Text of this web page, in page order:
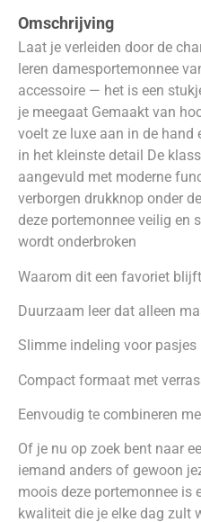
Omschrijving
Laat je verleiden door de
leren damesportemonnee
accessoire — het is een
je meegaat Gemaakt van
voelt ze luxe aan in de
in het kleinste detail De
aangevuld met moderne
verborgen drukknop onder
deze portemonnee veilig en
wordt onderbroken
Waarom dit een favoriet
Duurzaam leer dat alleen
Slimme indeling voor
Compact formaat met
Eenvoudig te combineren
Of je nu op zoek bent naar
iemand anders of gewoon
moois deze portemonnee is
kwaliteit die je elke dag zult